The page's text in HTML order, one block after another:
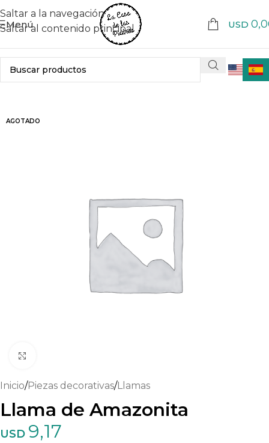
Saltar a la navegación
Saltar al contenido principal
Menú USD
AGOTADO
Inicio/Piezas decorativas/Llamas
Llama de Amazonita
USD 9,17